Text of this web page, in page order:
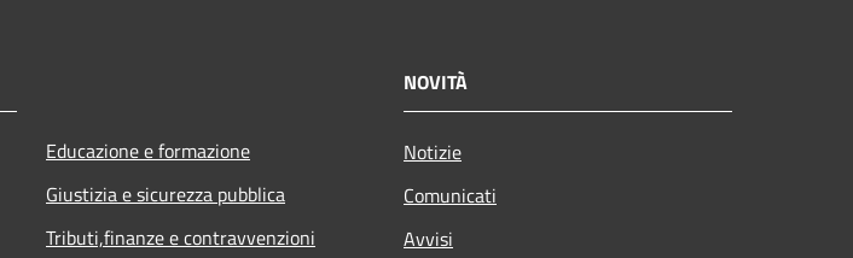
Educazione e formazione
Giustizia e sicurezza pubblica
Tributi,finanze e contravvenzioni
NOVITÀ
Notizie
Comunicati
Avvisi